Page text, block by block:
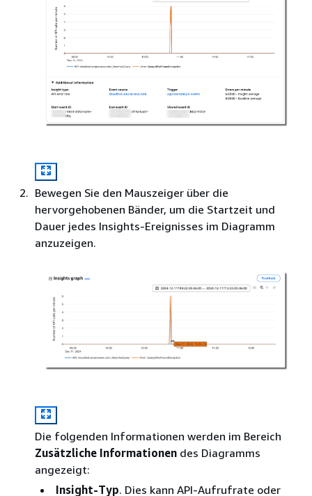
Bewegen Sie den Mauszeiger über die
hervorgehobenen Bänder, um die Startzeit und
Dauer jedes Insights-Ereignisses im Diagramm
anzuzeigen.
Die folgenden Informationen werden im Bereich
Zusätzliche Informationen des Diagramms
angezeigt:
Insight-Typ. Dies kann API-Aufrufrate oder